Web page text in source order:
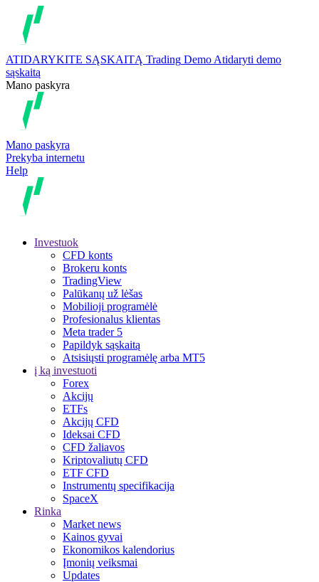
ATIDARYKITE SĄSKAITĄ Trading Demo Atidaryti demo
sąskaitą
Mano paskyra
Mano paskyra
Prekyba internetu
Help
Investuok
CFD konts
Brokeru konts
TradingView
Palūkanų už lėšas
Mobilioji programėlė
Profesionalus klientas
Meta trader 5
Papildyk sąskaitą
Atsisiųsti programėlę arba MT5
į ką investuoti
Forex
Akcijų
ETFs
Akcijų CFD
Ideksai CFD
CFD žaliavos
Kriptovaliutų CFD
ETF CFD
Instrumentų specifikacija
SpaceX
Rinka
Market news
Kainos gyvai
Ekonomikos kalendorius
Įmonių veiksmai
Updates